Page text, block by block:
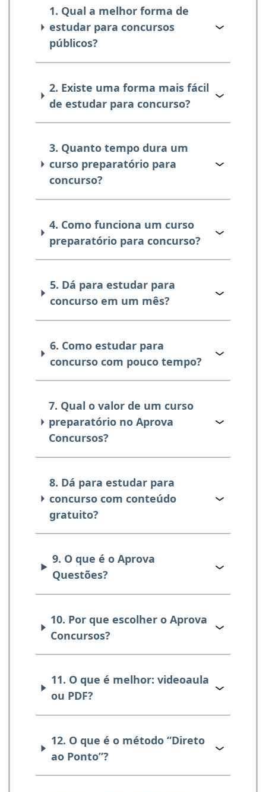
1. Qual a melhor forma de
estudar para concursos
públicos?
2. Existe uma forma mais fácil
de estudar para concurso?
3. Quanto tempo dura um
curso preparatório para
concurso?
4. Como funciona um curso
preparatório para concurso?
5. Dá para estudar para
concurso em um mês?
6. Como estudar para
concurso com pouco tempo?
7. Qual o valor de um curso
preparatório no Aprova
Concursos?
8. Dá para estudar para
concurso com conteúdo
gratuito?
9. O que é o Aprova
Questões?
10. Por que escolher o Aprova
Concursos?
11. O que é melhor: videoaula
ou PDF?
12. O que é o método “Direto
ao Ponto”?